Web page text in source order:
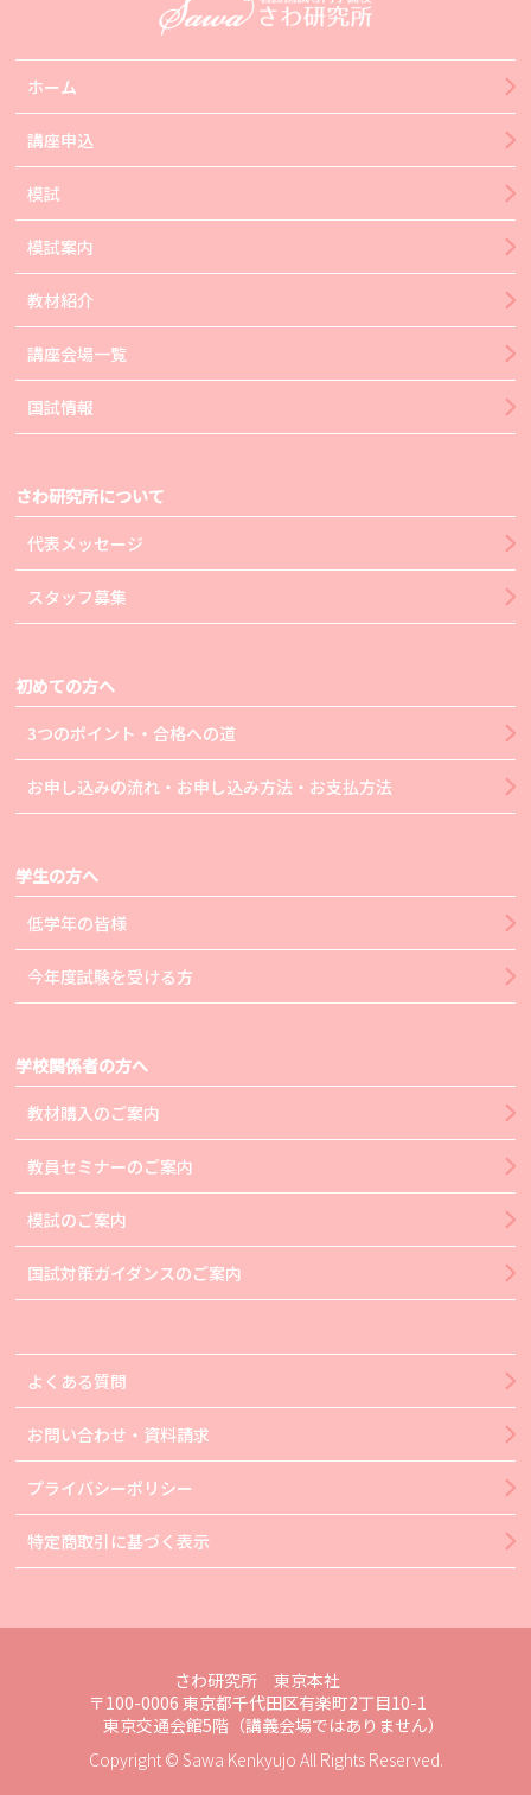
ホーム
講座申込
模試
模試案内
教材紹介
講座会場一覧
国試情報
さわ研究所について
代表メッセージ
スタッフ募集
初めての方へ
3つのポイント・合格への道
お申し込みの流れ・お申し込み方法・お支払方法
学生の方へ
低学年の皆様
今年度試験を受ける方
学校関係者の方へ
教材購入のご案内
教員セミナーのご案内
模試のご案内
国試対策ガイダンスのご案内
よくある質問
お問い合わせ・資料請求
プライバシーポリシー
特定商取引に基づく表示
さわ研究所 東京本社
〒100-0006 東京都千代田区有楽町2丁目10-1
東京交通会館5階（講義会場ではありません）
Copyright © Sawa Kenkyujo All Rights Reserved.